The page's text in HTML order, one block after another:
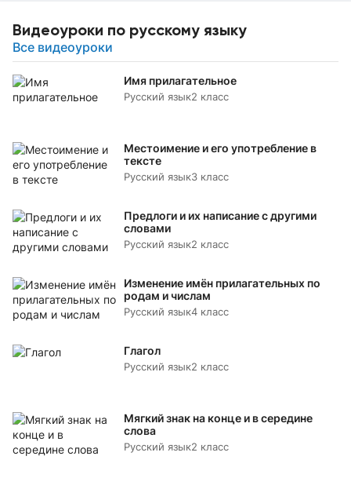
Видеоуроки по русскому языку
Все видеоуроки
Имя прилагательное
Русский язык2 класс
Местоимение и его употребление в
тексте
Русский язык3 класс
Предлоги и их написание с другими
словами
Русский язык2 класс
Изменение имён прилагательных по
родам и числам
Русский язык4 класс
Глагол
Русский язык2 класс
Мягкий знак на конце и в середине
слова
Русский язык2 класс